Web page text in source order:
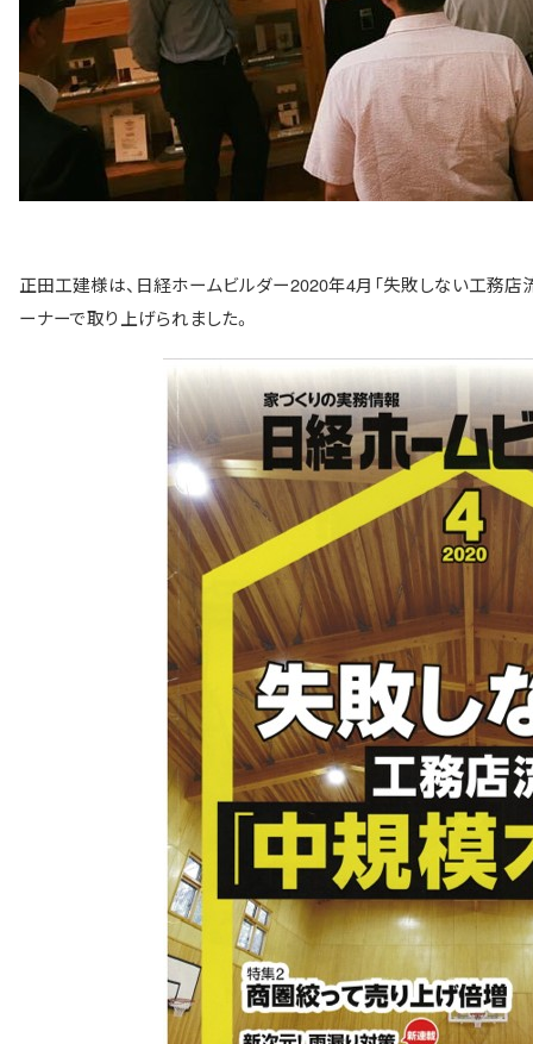
正田工建様は、日経ホームビルダー2020年4月「失敗しない工務店
ーナーで取り上げられました。